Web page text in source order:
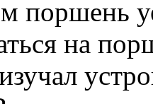
поршень
на